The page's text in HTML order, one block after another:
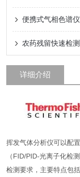
便携式气相色谱
农药残留快速检
详细介绍
挥发气体分析仪可以配
（FID/PID-光离子化检
检测要求，主要特点包